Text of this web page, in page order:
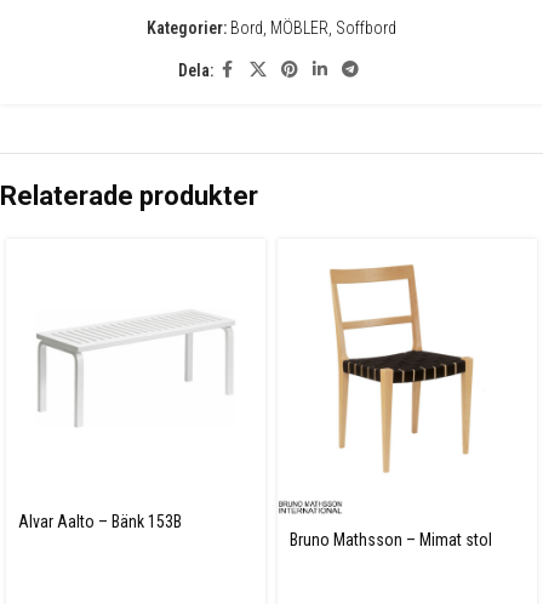
Kategorier: Bord MÖBLER Soffbord
Dela:
Relaterade produkter
Alvar Aalto – Bänk 153B
Bruno Mathsson – Mimat stol